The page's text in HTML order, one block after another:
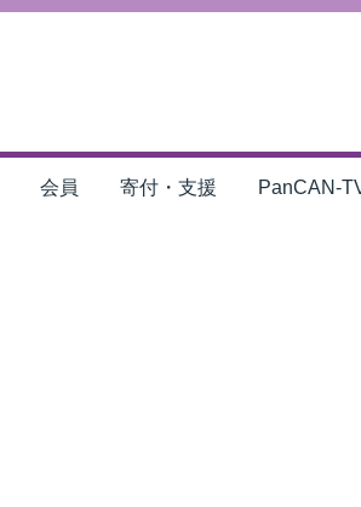
会員 寄付・支援 PanCAN-